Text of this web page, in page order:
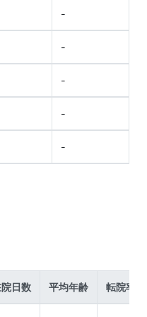
-
-
-
-
-
日数 平均年齢 転院率